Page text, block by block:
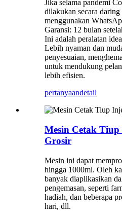
Jika selama pandemi
dilakukan secara
menggunakan
Garansi: 12 bulan
Ini adalah peralatan
Lebih nyaman dan
penyesuaian,
untuk mendukung
lebih efisien.
pertanyaandetail
Mesin Cetak
Grosir
Mesin ini dapat
hingga 1000ml. Oleh
banyak diaplikasikan
pengemasan, seperti
hadiah, dan beberapa
hari, dll.